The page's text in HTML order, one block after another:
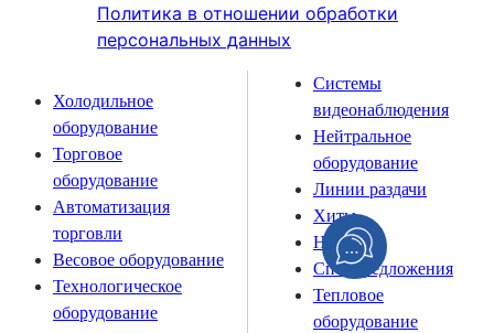
Политика в отношении обработки
персональных данных
Холодильное
оборудование
Торговое
оборудование
Автоматизация
торговли
Весовое оборудование
Технологическое
оборудование
Системы
видеонаблюдения
Нейтральное
оборудование
Линии раздачи
Хиты
Новинки
Спецпредложения
Тепловое
оборудование